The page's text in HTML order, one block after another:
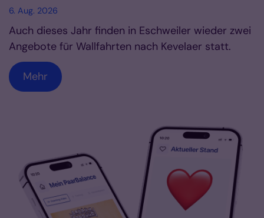
6. Aug. 2026
Auch dieses Jahr finden in Eschweiler wieder zwei
Angebote für Wallfahrten nach Kevelaer statt.
Mehr